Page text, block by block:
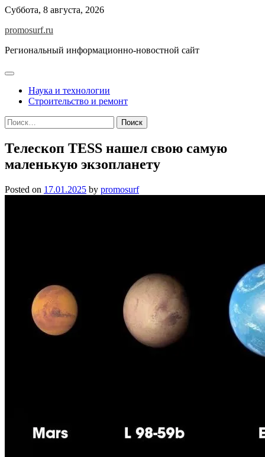
Skip
content
Суббота, 8 августа, 2026
promosurf.ru
Региональный информационно-новостной сайт
Наука и технологии
Строительство и ремонт
Найти:
Телескоп TESS нашел свою самую
маленькую экзопланету
Posted on 17.01.2025 by promosurf